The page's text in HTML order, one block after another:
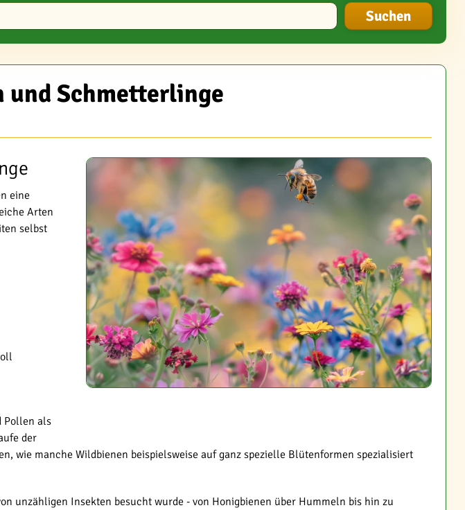
Schmetterlinge
eine
Arten
selbst
Pollen als
der
wie manche Wildbienen beispielsweise auf ganz spezielle Blütenformen spezialisiert
unzähligen Insekten besucht wurde - von Honigbienen über Hummeln bis hin zu